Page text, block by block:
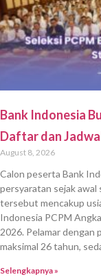
Bank Indonesia
Daftar dan
August 8, 2026
Calon peserta Bank
persyaratan sejak
tersebut mencakup
Indonesia PCPM
2026. Pelamar dengan
maksimal 26 tahun,
Selengkapnya »